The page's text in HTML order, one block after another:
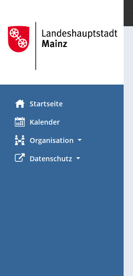
Startseite
Kalender
Organisation
Datenschutz